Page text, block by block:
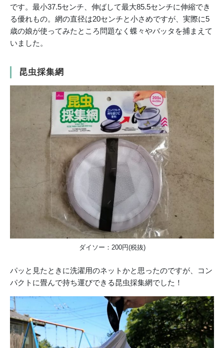
です。最小37.5センチ、伸ばして最大85.5センチに伸縮でき
る優れもの。網の直径は20センチと小さめですが、実際に5
歳の娘が使ってみたところ問題なく蝶々やバッタを捕まえて
いました。
昆虫採集網
ダイソー：200円(税抜)
パッと見たときに洗濯用のネットかと思ったのですが、コン
パクトに畳んで持ち運びできる昆虫採集網でした！